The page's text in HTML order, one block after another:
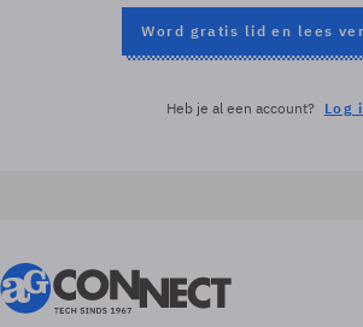
Word gratis lid en lees
Heb je al een account? Log